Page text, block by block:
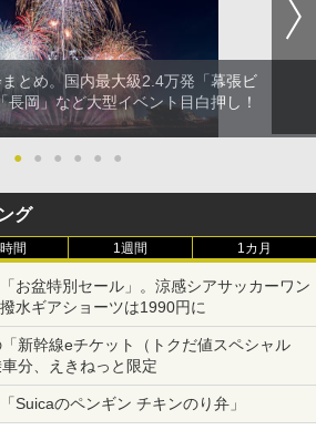
とめ。国内最大級2.4万発「幕張ビ
長岡」など大型イベント目白押し！
● ● ● ● ● ●
グ
間 1週間 1カ月
お盆特別セール」。涼感シアサッカーワン
水ギアショーツは1990円に
新幹線eチケット（トクだ値スペシャル
分、えきねっと限定
Suicaのペンギン チキンのり弁」